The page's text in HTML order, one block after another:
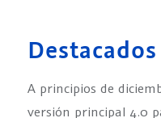
Destacados
A principios de
versión principal 4.0